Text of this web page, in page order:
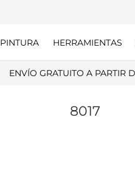
PINTURA HERRAMIENTAS
ENVÍO GRATUITO A PARTIR
8017